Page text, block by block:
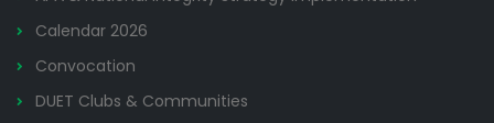
Calendar 2026
Convocation
DUET Clubs & Communities